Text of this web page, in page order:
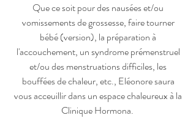
Que ce soit pour des nausées et/ou
vomissements de grossesse, faire tourner
bébé (version), la préparation à
l'accouchement, un syndrome prémenstruel
et/ou des menstruations difficiles, les
bouffées de chaleur, etc., Eléonore saura
vous acceuillir dans un espace chaleureux à la
Clinique Hormona.